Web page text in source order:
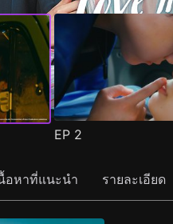
EP 2
อหาที่แนะนำ รายละเอียด